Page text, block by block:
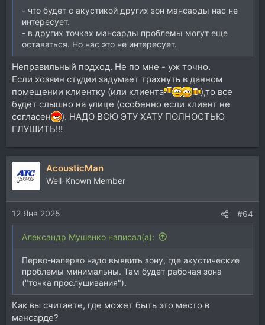
- что будет с акустикой других зон мансарды нас не
интересует.
- в других точках мансарды проблемы могут еще
оставаться. Но нас это не интересует.
Неправильный подход. Не по мне - уж точно.
Если хозяин студии задумает трахнуть в данном
помещении клиентку (или клиента
),то все
будет слышно на улице (особенно если клиент не
согласен
). НАДО ВСЮ ЭТУ ХАТУ ПОЛНОСТЬЮ
ГЛУШИТЬ!!!
AcousticMan
Well-Known Member
12 Янв 2025 #64
Александр Мушенко написал(а):
Перво-наперво надо выявить зону, где акустические
проблемы минимальны. Там будет рабочая зона
("точка прослушивания").
Как вы считаете, где может быть это место в
мансарде?